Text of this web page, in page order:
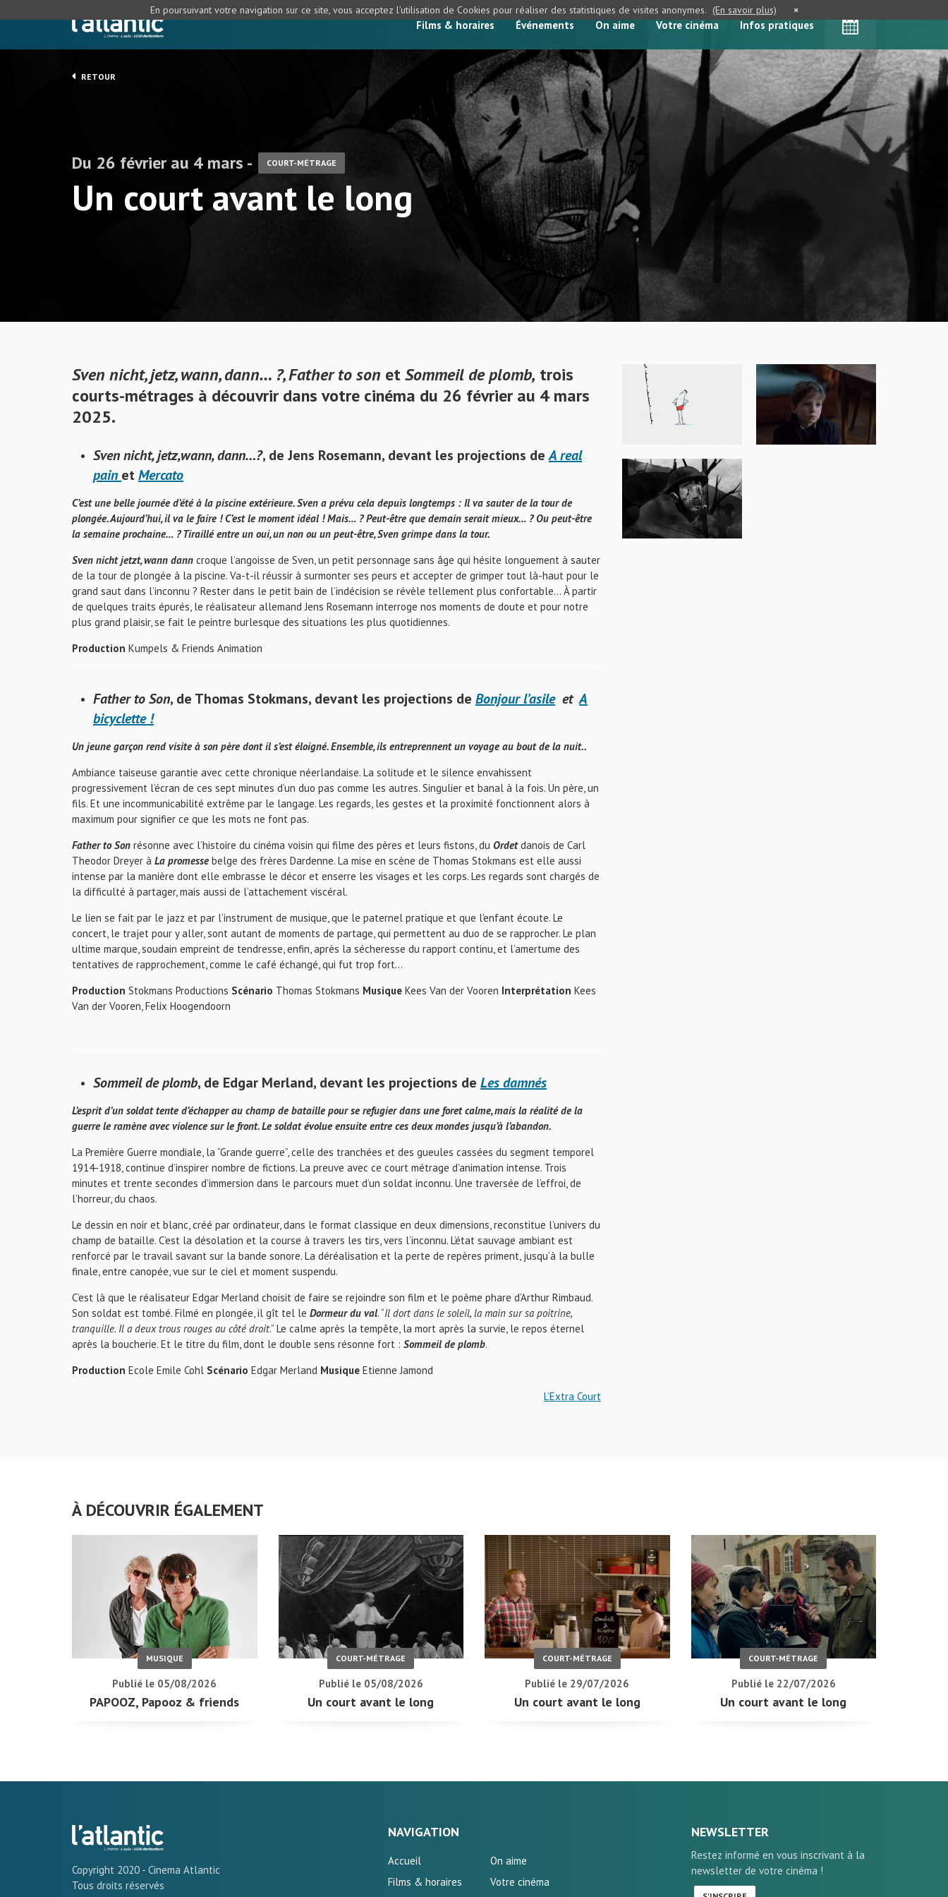
Films & horaires Événements On aime Votre cinéma Infos pratiques
RETOUR
Du 26 février au 4 mars - COURT-MÉTRAGE
Un court avant le long
Sven nicht, jetz, wann, dann… ?,Father to son etSommeil de plomb, trois
courts-métrages à découvrir dans votre cinéma du 26 février au 4 mars
2025.
Sven nicht, jetz,wann, dann…?, de Jens Rosemann, devant les projections deA real
pain etMercato
C’est une belle journée d’été à la piscine extérieure. Sven a prévu cela depuis longtemps : Il va sauter de la tour de
plongée. Aujourd’hui, il va le faire ! C’est le moment idéal ! Mais… ? Peut-être que demain serait mieux… ? Ou peut-être
la semaine prochaine… ? Tiraillé entre un oui, un non ou un peut-être, Sven grimpe dans la tour.
Sven nicht jetzt, wann dann croque l’angoisse de Sven, un petit personnage sans âge qui hésite longuement à sauter
de la tour de plongée à la piscine. Va-t-il réussir à surmonter ses peurs et accepter de grimper tout là-haut pour le
grand saut dans l’inconnu ? Rester dans le petit bain de l’indécision se révèle tellement plus confortable… À partir
de quelques traits épurés, le réalisateur allemand Jens Rosemann interroge nos moments de doute et pour notre
plus grand plaisir, se fait le peintre burlesque des situations les plus quotidiennes.
Production Kumpels & Friends Animation
Father to Son, de Thomas Stokmans, devant les projections de Bonjour l’asileetA
bicyclette !
Un jeune garçon rend visite à son père dont il s’est éloigné. Ensemble, ils entreprennent un voyage au bout de la nuit..
Ambiance taiseuse garantie avec cette chronique néerlandaise. La solitude et le silence envahissent
progressivement l’écran de ces sept minutes d’un duo pas comme les autres. Singulier et banal à la fois. Un père, un
fils. Et une incommunicabilité extrême par le langage. Les regards, les gestes et la proximité fonctionnent alors à
maximum pour signifier ce que les mots ne font pas.
Father to Son résonne avec l’histoire du cinéma voisin qui filme des pères et leurs fistons, du Ordetdanois de Carl
Theodor Dreyer à La promesse belge des frères Dardenne. La mise en scène de Thomas Stokmans est elle aussi
intense par la manière dont elle embrasse le décor et enserre les visages et les corps. Les regards sont chargés de
la difficulté à partager, mais aussi de l’attachement viscéral.
Le lien se fait par le jazz et par l’instrument de musique, que le paternel pratique et que l’enfant écoute. Le
concert, le trajet pour y aller, sont autant de moments de partage, qui permettent au duo de se rapprocher. Le plan
ultime marque, soudain empreint de tendresse, enfin, après la sécheresse du rapport continu, et l’amertume des
tentatives de rapprochement, comme le café échangé, qui fut trop fort…
Production Stokmans Productions Scénario Thomas Stokmans Musique Kees Van der Vooren Interprétation Kees
Van der Vooren, Felix Hoogendoorn
Sommeil de plomb, de Edgar Merland, devant les projections de Les damnés
L’esprit d’un soldat tente d’échapper au champ de bataille pour se refugier dans une foret calme, mais la réalité de la
guerre le ramène avec violence sur le front. Le soldat évolue ensuite entre ces deux mondes jusqu’à l’abandon.
La Première Guerre mondiale, la “Grande guerre”, celle des tranchées et des gueules cassées du segment temporel
1914-1918, continue d’inspirer nombre de fictions. La preuve avec ce court métrage d’animation intense. Trois
minutes et trente secondes d’immersion dans le parcours muet d’un soldat inconnu. Une traversée de l’effroi, de
l’horreur, du chaos.
Le dessin en noir et blanc, créé par ordinateur, dans le format classique en deux dimensions, reconstitue l’univers du
champ de bataille. C’est la désolation et la course à travers les tirs, vers l’inconnu. L’état sauvage ambiant est
renforcé par le travail savant sur la bande sonore. La déréalisation et la perte de repères priment, jusqu’à la bulle
finale, entre canopée, vue sur le ciel et moment suspendu.
C’est là que le réalisateur Edgar Merland choisit de faire se rejoindre son film et le poème phare d’Arthur Rimbaud.
Son soldat est tombé. Filmé en plongée, il gît tel le Dormeur du val. “Il dort dans le soleil, la main sur sa poitrine,
tranquille. Il a deux trous rouges au côté droit.” Le calme après la tempête, la mort après la survie, le repos éternel
après la boucherie. Et le titre du film, dont le double sens résonne fort : Sommeil de plomb.
Production Ecole Emile Cohl Scénario Edgar Merland Musique Etienne Jamond
L’Extra Court
À DÉCOUVRIR ÉGALEMENT
MUSIQUE
Publié le 05/08/2026
PAPOOZ, Papooz & friends
COURT-MÉTRAGE
Publié le 05/08/2026
Un court avant le long
COURT-MÉTRAGE
Publié le 29/07/2026
Un court avant le long
COURT-MÉTRAGE
Publié le 22/07/2026
Un court avant le long
Copyright 2020 - Cinema Atlantic
Tous droits réservés
NAVIGATION
Accueil
Films & horaires
On aime
Votre cinéma
NEWSLETTER
Restez informé en vous inscrivant à la
newsletter de votre cinéma !
En poursuivant votre navigation sur ce site, vous acceptez l’utilisation de Cookies pour réaliser des statistiques de visites anonymes. (En savoir plus) ×